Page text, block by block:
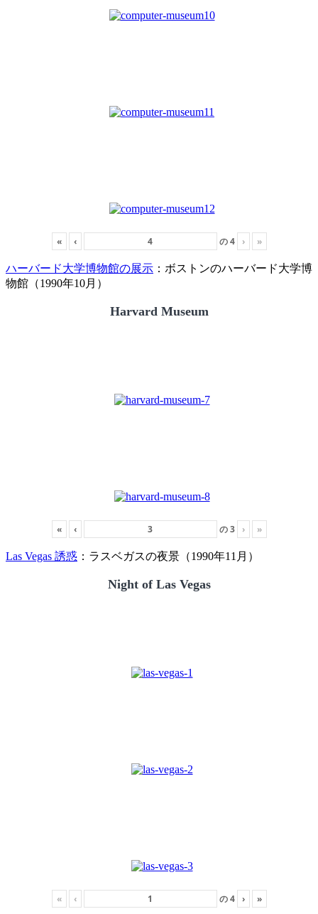
« ‹ の4 › »
ハーバード大学博物館の展示 ：ボストンのハーバード大学博
物館（1990年10月）
Harvard Museum
« ‹ の3 › »
Las Vegas 誘惑 ：ラスベガスの夜景（1990年11月）
Night of Las Vegas
« ‹ の4 › »